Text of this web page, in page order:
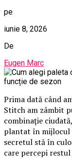
pe
iunie 8, 2026
De
Eugen Marc
Prima dată când
Stitch am zâmbit
combinație
plantat în mijlocul
secretul stă în
care percepi